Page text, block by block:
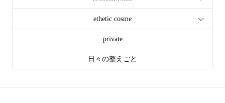
ethetic cosme
private
日々の整えごと